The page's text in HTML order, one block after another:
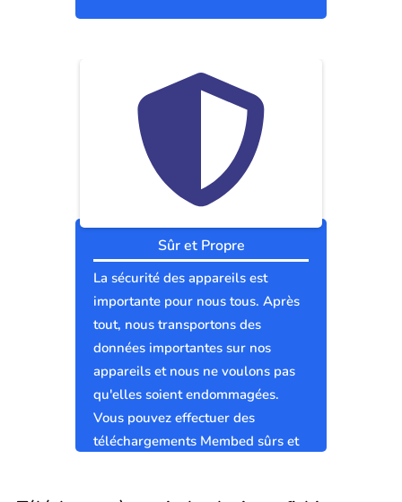
Sûr et Propre
La sécurité des appareils est
importante pour nous tous. Après
tout, nous transportons des
données importantes sur nos
appareils et nous ne voulons pas
qu'elles soient endommagées.
Vous pouvez effectuer des
téléchargements Membed sûrs et